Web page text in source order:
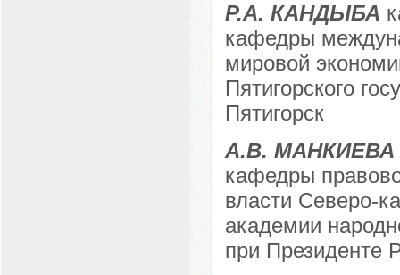
Р.А. КАНДЫБА
кафедры
мировой
Пятигорского
Пятигорск
А.В. МАНКИЕВА
кафедры
власти Северо-
академии
при Президенте